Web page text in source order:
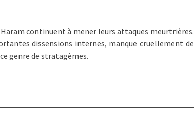
Haram continuent à mener leurs attaques meurtrières.
dissensions internes, manque cruellement de
genre de stratagèmes.